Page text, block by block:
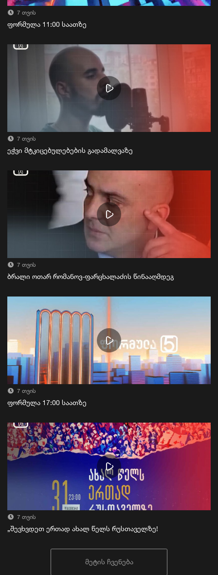
7 თვის
ფორმულა 11:00 საათზე
7 თვის
ეჭვი მტკიცებულებების გადამალვაზე
7 თვის
ბრალი ოთარ რომანოვ-ფარცხალაძის წინააღმდეგ
7 თვის
ფორმულა 17:00 საათზე
7 თვის
„შევხვდეთ ერთად ახალ წელს რუსთაველზე!
მეტის ჩვენება